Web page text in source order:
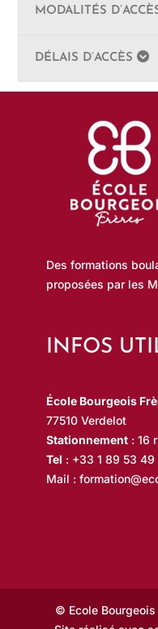
MODALITÉS
DÉLAIS D’ACCÈS
Des formations
proposées par les
INFOS
École Bourgeois
77510 Verdelot
Stationnement: 16
Tel : +33 1 89 53 49
Mail :
© Ecole Bourgeois